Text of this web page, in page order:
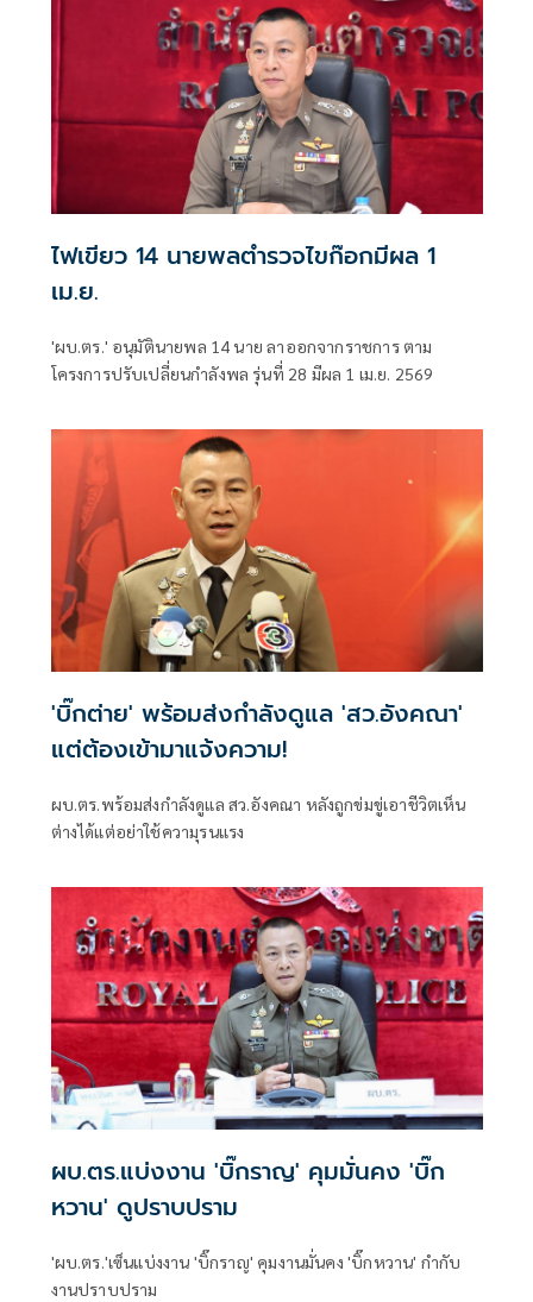
ไฟเขียว 14 นายพลตำรวจไขก๊อกมีผล 1
เม.ย.
'ผบ.ตร.' อนุมัตินายพล 14 นาย ลาออกจากราชการ ตาม
โครงการปรับเปลี่ยนกำลังพล รุ่นที่ 28 มีผล 1 เม.ย. 2569
'บิ๊กต่าย' พร้อมส่งกำลังดูแล 'สว.อังคณา'
แต่ต้องเข้ามาแจ้งความ!
ผบ.ตร.พร้อมส่งกำลังดูแล สว.อังคณา หลังถูกข่มขู่เอาชีวิตเห็น
ต่างได้แต่อย่าใช้ความุรนแรง
ผบ.ตร.แบ่งงาน 'บิ๊กราญ' คุมมั่นคง 'บิ๊ก
หวาน' ดูปราบปราม
'ผบ.ตร.'เซ็นแบ่งงาน 'บิ๊กราญ' คุมงานมั่นคง 'บิ๊กหวาน' กำกับ
งานปราบปราม